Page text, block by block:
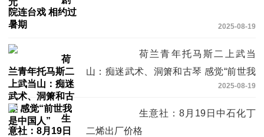
2025-08-19
荷兰青年托马斯二上武当
山：痴迷武术、洞箫和古琴 感觉“前世我
2025-08-19
生意社：8月19日中石化丁
二烯出厂价格